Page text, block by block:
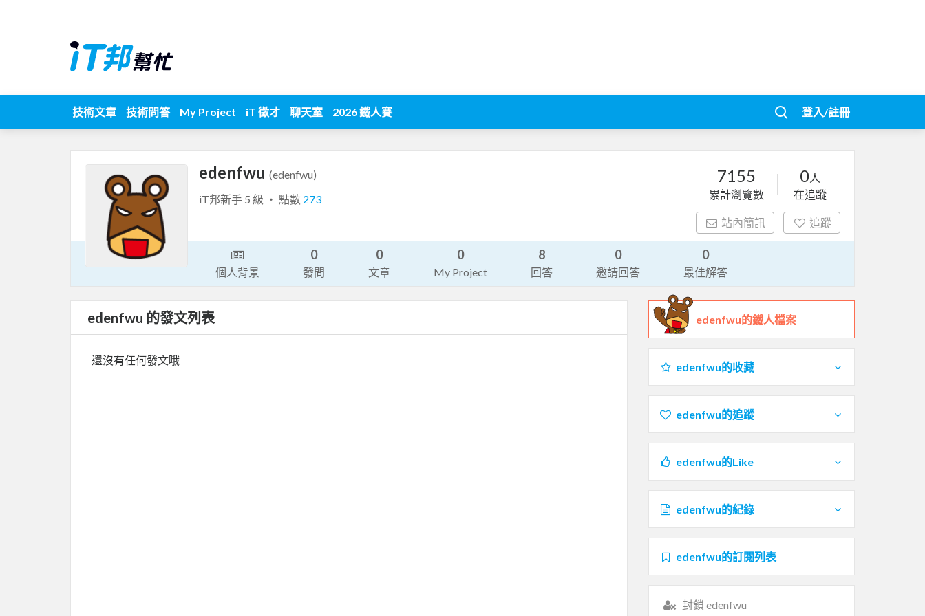
技術文章 技術問答 My Project iT 徵才 聊天室 2026 鐵人賽 登入/註冊
edenfwu (edenfwu)
iT邦新手 5 級 ‧ 點數 273
7155
累計瀏覽數
0人
在追蹤
站內簡訊 追蹤
個人背景
0
發問
0
文章
0
My Project
8
回答
0
邀請回答
0
最佳解答
edenfwu 的發文列表
還沒有任何發文哦
edenfwu的鐵人檔案
edenfwu的收藏
edenfwu的追蹤
edenfwu的Like
edenfwu的紀錄
edenfwu的訂閱列表
封鎖 edenfwu